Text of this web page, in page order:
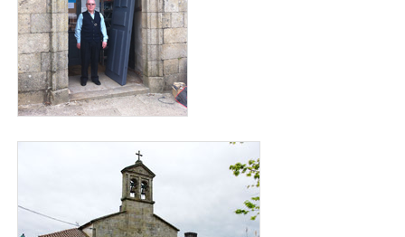
iglesia_san_pedro_2012_para_web.jpg